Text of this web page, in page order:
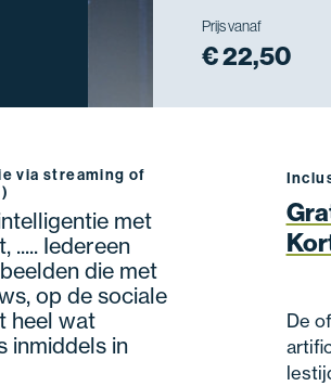
Prijs vanaf
€ 22,50
via streaming of
met
..... Iedereen
die met
op de sociale
heel wat
inmiddels in
De